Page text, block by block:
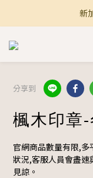
新
分享到
楓木印章
官網商品數量有限,
狀況,客服人員會盡
見諒。